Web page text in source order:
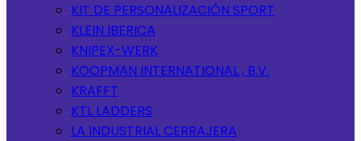
KIT DE PERSONALIZACIÓN SPORT
KLEIN IBERICA
KNIPEX-WERK
KOOPMAN INTERNATIONAL , B.V.
KRAFFT
KTL LADDERS
LA INDUSTRIAL CERRAJERA